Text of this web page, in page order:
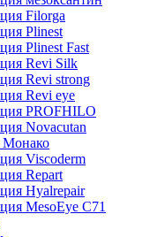
Filorga
Plinest
Plinest Fast
Revi Silk
Revi strong
Revi eye
PROFHILO
Novacutan
Монако
Viscoderm
Repart
Hyalrepair
MesoEye C71